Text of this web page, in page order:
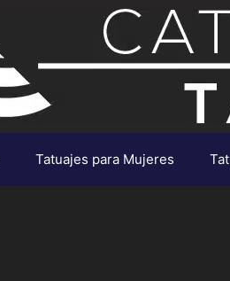
Tatuajes para Mujeres